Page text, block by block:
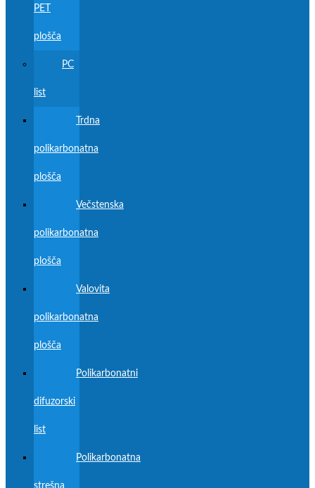
PET
plošča
PC
list
Trdna
polikarbonatna
plošča
Večstenska
polikarbonatna
plošča
Valovita
polikarbonatna
plošča
Polikarbonatni
difuzorski
list
Polikarbonatna
strešna